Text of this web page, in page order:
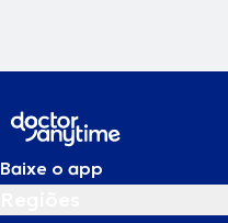
Baixe o app